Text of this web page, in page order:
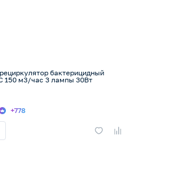
бактерицидный
час 3 лампы 30Вт
+778